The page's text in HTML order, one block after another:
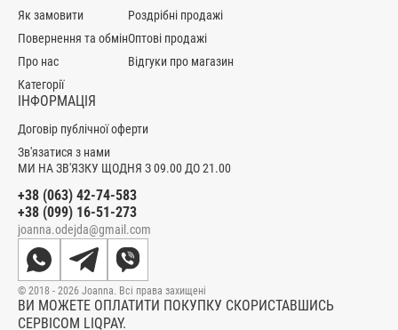
МИ НА ЗВ'ЯЗКУ ЩОДНЯ З 09.00 ДО 21.00
+38 (063) 42-74-583
+38 (099) 16-51-273
joanna.odejda@gmail.com
Як замовити
Повернення та обмін
Про нас
Категорії
Роздрібні продажі
Оптові продажі
Відгуки про магазин
ІНФОРМАЦІЯ
Договір публічної оферти
Зв'язатися з нами
ВИ МОЖЕТЕ ОПЛАТИТИ ПОКУПКУ СКОРИСТАВШИСЬ
СЕРВІСОМ LIQPAY.
© 2018 - 2026 Joanna. Всі права захищені